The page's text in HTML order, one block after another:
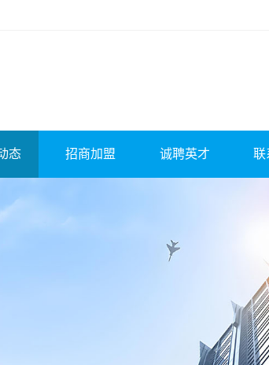
态 招商加盟 诚聘英才 联